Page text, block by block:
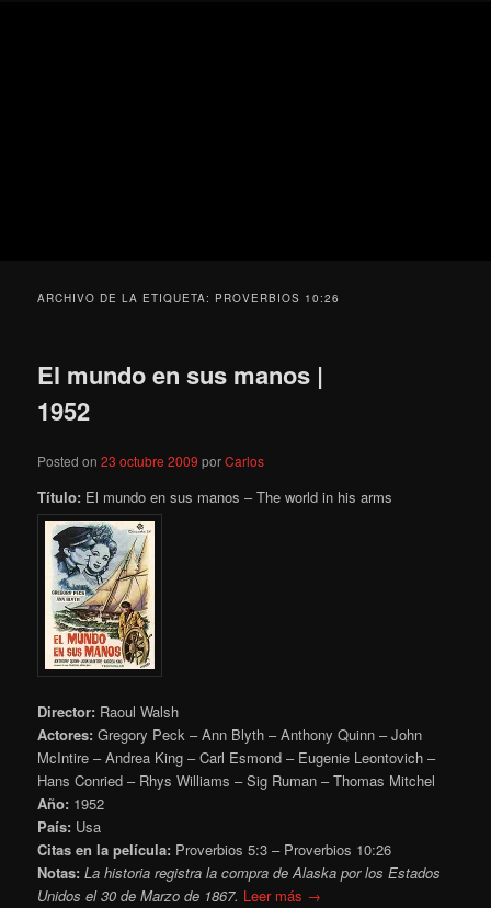
ARCHIVO DE LA ETIQUETA: PROVERBIOS 10:26
El mundo en sus manos |
1952
Posted on23 octubre 2009 porCarlos
Título: El mundo en sus manos – The world in his arms
Director: Raoul Walsh
Actores: Gregory Peck – Ann Blyth – Anthony Quinn – John
McIntire – Andrea King – Carl Esmond – Eugenie Leontovich –
Hans Conried – Rhys Williams – Sig Ruman – Thomas Mitchel
Año: 1952
País: Usa
Citas en la película: Proverbios 5:3 – Proverbios 10:26
Notas:La historia registra la compra de Alaska por los Estados
Unidos el 30 de Marzo de 1867. Leer más →